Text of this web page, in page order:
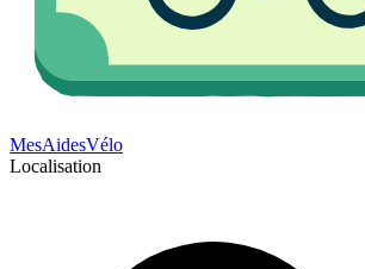
MesAidesVélo
Localisation